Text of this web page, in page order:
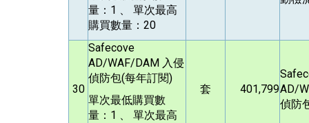
量：1 、 單次最高
購買數量：20
30
Safecove
AD/WAF/DAM 入侵
偵防包(每年訂閱)
單次最低購買數
量：1 、 單次最高
套 401,799AD/
偵防